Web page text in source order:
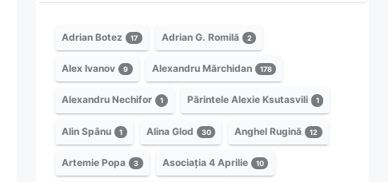
Adrian Botez 17 Adrian G. Romilă 2
Alex Ivanov 9 Alexandru Mărchidan 178
Alexandru Nechifor 1 Părintele Alexie Ksutasvili 1
Alin Spânu 1 Alina Glod 30 Anghel Rugină 12
Artemie Popa 3 Asociația 4 Aprilie 10